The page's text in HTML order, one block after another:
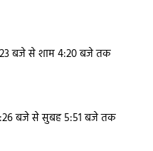
बजे से शाम 4:20 बजे तक
बजे से सुबह 5:51 बजे तक